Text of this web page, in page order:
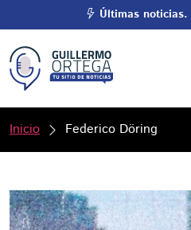
Últimas noticias.
Inicio Federico Döring